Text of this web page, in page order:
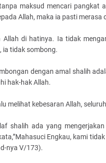
maksud mencari pangkat
Allah, maka ia pasti
Allah di hatinya. Ia tidak
ia tidak sombong.
dengan amal shalih
hak-hak Allah.
melihat kebesaran Allah,
shalih ada yang
Engkau, kami
nya V/173).